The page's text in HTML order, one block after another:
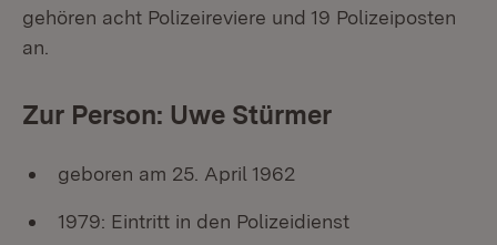
gehören acht Polizeireviere und 19 Polizeiposten
an.
Zur Person: Uwe Stürmer
geboren am 25. April 1962
1979: Eintritt in den Polizeidienst